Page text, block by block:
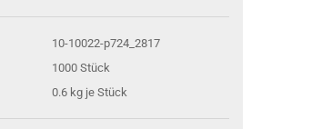
10-10022-p724_2817
1000 Stück
0.6 kg je Stück